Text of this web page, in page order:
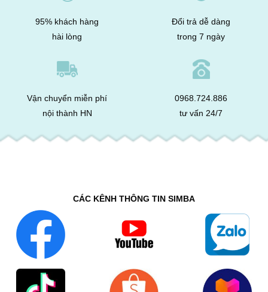
95% khách hàng
hài lòng
Đổi trả dễ dàng
trong 7 ngày
Vận chuyển miễn phí
nội thành HN
0968.724.886
tư vấn 24/7
CÁC KÊNH THÔNG TIN SIMBA